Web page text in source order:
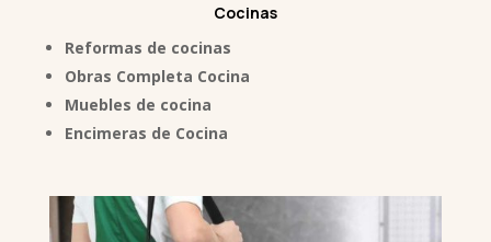
Cocinas
Reformas de cocinas
Obras Completa Cocina
Muebles de cocina
Encimeras de Cocina